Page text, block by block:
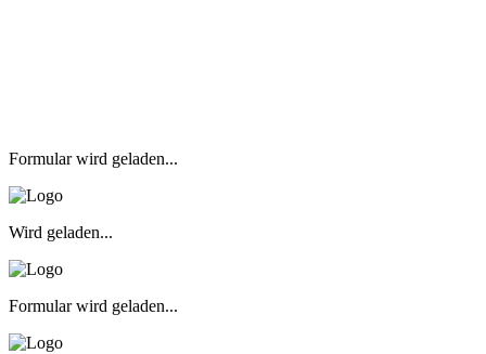
Formular wird geladen...
Wird geladen...
Formular wird geladen...